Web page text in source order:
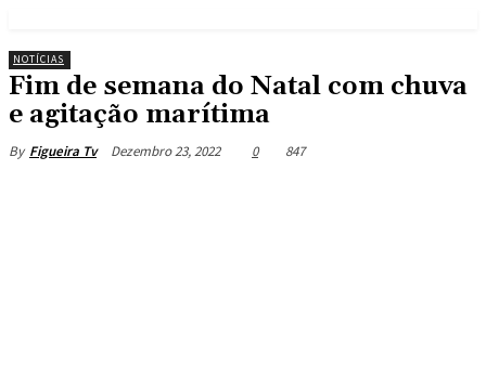
NOTÍCIAS
Fim de semana do Natal com chuva
e agitação marítima
By Figueira Tv Dezembro 23, 2022 0 847